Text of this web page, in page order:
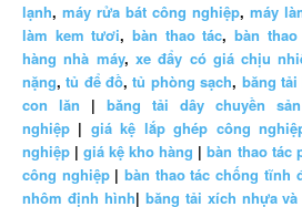
lạnh, máy rửa bát công nghiệp, máy
làm kem tươi,bàn thao tác,bàn
hàng nhà máy, xe đẩy có giá chịu
nặng,tủ để đồ,tủ phòng sạch, băng
con lăn | băng tải dây chuyền
nghiệp | giá kệ lắp ghép công
nghiệp |giá kệ kho hàng |bàn thao tác
công nghiệp|bàn thao tác chống tĩnh
nhôm định hình| băng tải xích nhựa